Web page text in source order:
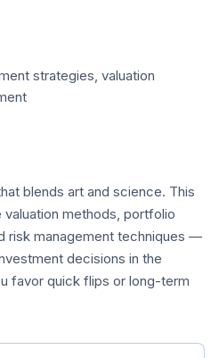
strategies, valuation
blends art and science. This
methods, portfolio
risk management techniques —
decisions in the
favor quick flips or long-term